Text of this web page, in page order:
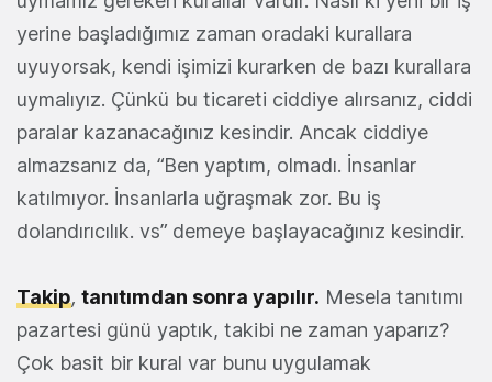
yerine başladığımız zaman oradaki kurallara
uyuyorsak, kendi işimizi kurarken de bazı kurallara
uymalıyız. Çünkü bu ticareti ciddiye alırsanız, ciddi
paralar kazanacağınız kesindir. Ancak ciddiye
almazsanız da, “Ben yaptım, olmadı. İnsanlar
katılmıyor. İnsanlarla uğraşmak zor. Bu iş
dolandırıcılık. vs” demeye başlayacağınız kesindir.
Takip, tanıtımdan sonra yapılır. Mesela tanıtımı
pazartesi günü yaptık, takibi ne zaman yaparız?
Çok basit bir kural var bunu uygulamak